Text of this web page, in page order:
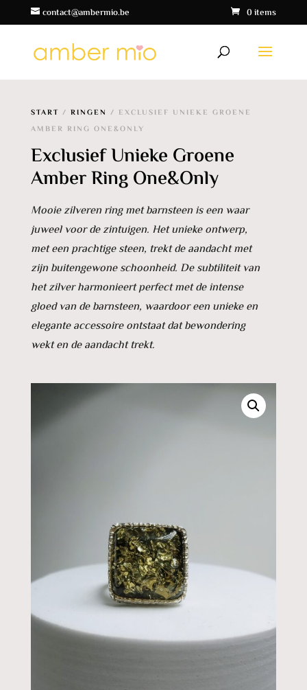
contact@ambermio.be 0 items
START / RINGEN / EXCLUSIEF UNIEKE GROENE
AMBER RING ONE&ONLY
Exclusief Unieke Groene
Amber Ring One&Only
Mooie zilveren ring met barnsteen is een waar
juweel voor de zintuigen. Het unieke ontwerp,
met een prachtige steen, trekt de aandacht met
zijn buitengewone schoonheid. De subtiliteit van
het zilver harmonieert perfect met de intense
gloed van de barnsteen, waardoor een unieke en
elegante accessoire ontstaat dat bewondering
wekt en de aandacht trekt.